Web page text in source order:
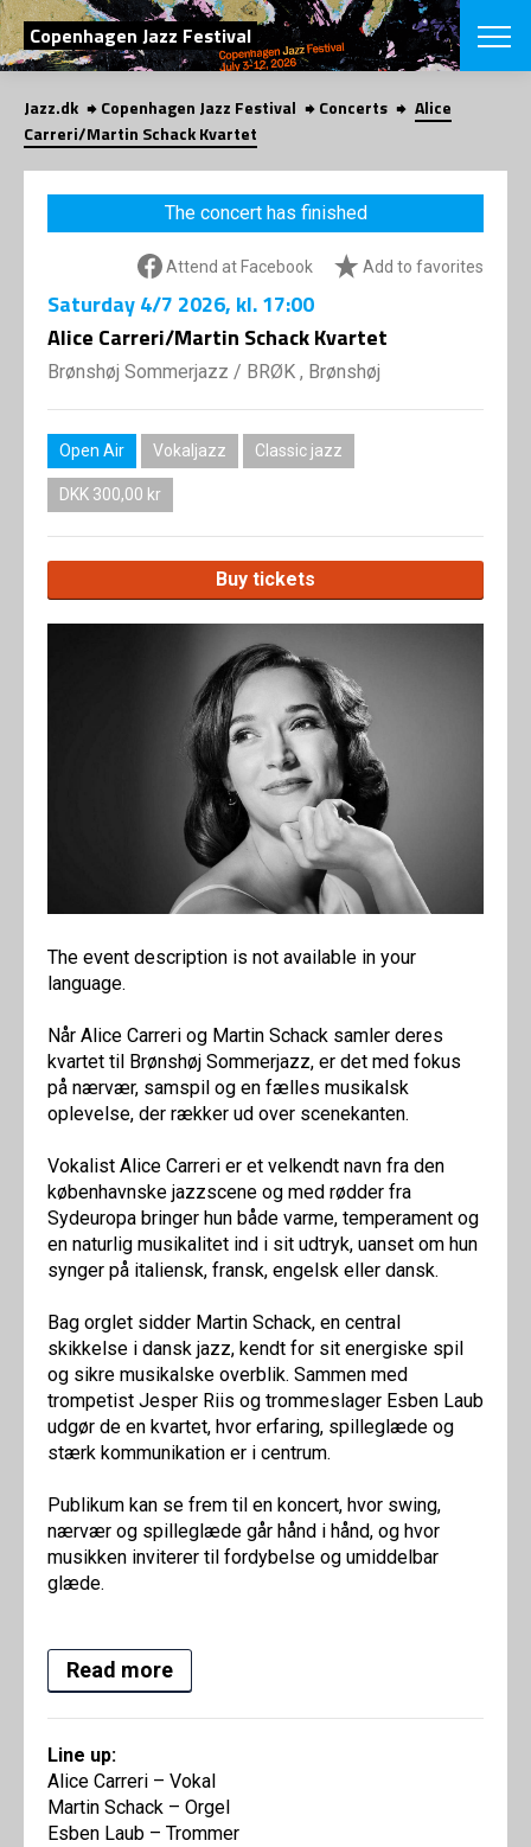
SEARCH
Copenhagen Jazz Festival
Danish
CHOOSE
VINTERJAZZ
Themes
LOCATIONS
Jazz.dk Copenhagen Jazz Festival Concerts
Alice
Carreri/Martin Schack Kvartet
The concert has finished
Attend at Facebook Add to favorites
Saturday4/7 2026, kl. 17:00
Alice Carreri/Martin Schack Kvartet
Brønshøj Sommerjazz / BRØK , Brønshøj
Open Air Vokaljazz Classic jazz
DKK 300,00 kr
Buy tickets
The event description is not available in your
language.
Når Alice Carreri og Martin Schack samler deres
kvartet til Brønshøj Sommerjazz, er det med fokus
på nærvær, samspil og en fælles musikalsk
oplevelse, der rækker ud over scenekanten.
Vokalist Alice Carreri er et velkendt navn fra den
københavnske jazzscene og med rødder fra
Sydeuropa bringer hun både varme, temperament og
en naturlig musikalitet ind i sit udtryk, uanset om hun
synger på italiensk, fransk, engelsk eller dansk.
Bag orglet sidder Martin Schack, en central
skikkelse i dansk jazz, kendt for sit energiske spil
og sikre musikalske overblik. Sammen med
trompetist Jesper Riis og trommeslager Esben Laub
udgør de en kvartet, hvor erfaring, spilleglæde og
stærk kommunikation er i centrum.
Publikum kan se frem til en koncert, hvor swing,
nærvær og spilleglæde går hånd i hånd, og hvor
musikken inviterer til fordybelse og umiddelbar
glæde.
Read more
Line up:
Alice Carreri – Vokal
Martin Schack – Orgel
Esben Laub – Trommer